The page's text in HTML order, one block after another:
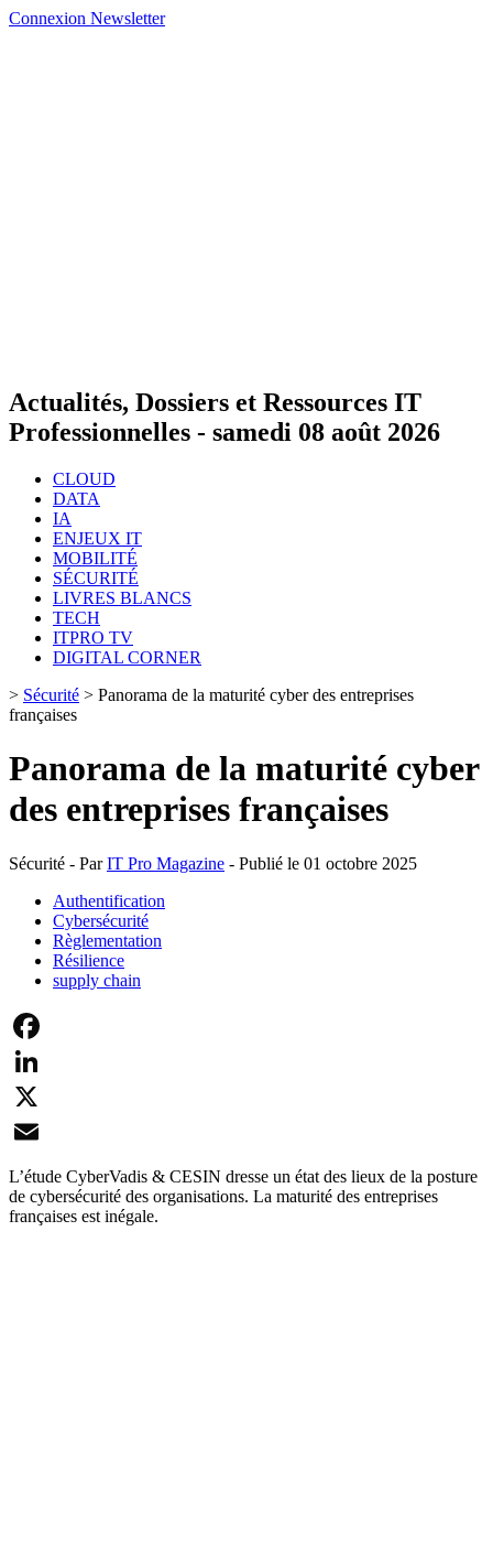
Connexion Newsletter
Actualités, Dossiers et Ressources IT
Professionnelles - samedi 08 août 2026
CLOUD
DATA
IA
ENJEUX IT
MOBILITÉ
SÉCURITÉ
LIVRES BLANCS
TECH
ITPRO TV
DIGITAL CORNER
> Sécurité > Panorama de la maturité cyber des entreprises
françaises
Panorama de la maturité cyber
des entreprises françaises
Sécurité - ParIT Pro Magazine - Publié le 01 octobre 2025
Authentification
Cybersécurité
Règlementation
Résilience
supply chain
Facebook
LinkedIn
X
Email
L’étude CyberVadis & CESIN dresse un état des lieux de la posture
de cybersécurité des organisations. La maturité des entreprises
françaises est inégale.